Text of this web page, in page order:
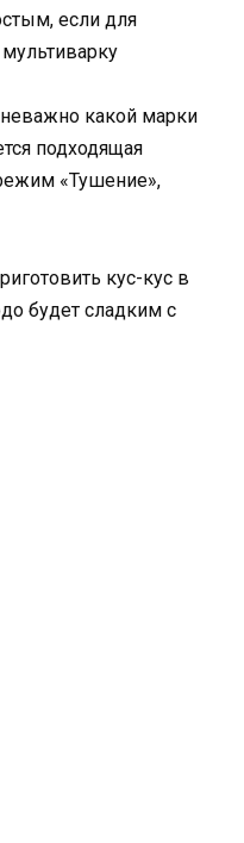
если для
какой марки
подходящая
«Тушение»,
кус-кус в
будет сладким с